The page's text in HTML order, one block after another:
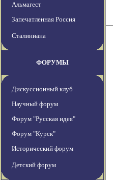
Альмагест
Запечатленная Россия
Сталиниана
ФОРУМЫ
Дискуссионный клуб
Научный форум
Форум "Русская идея"
Форум "Курск"
Исторический форум
Детский форум